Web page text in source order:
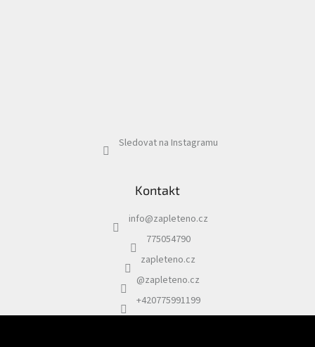
Sledovat na Instagramu
Kontakt
info@zapleteno.cz
775054790
zapleteno.cz
@zapleteno.cz
+420775991199